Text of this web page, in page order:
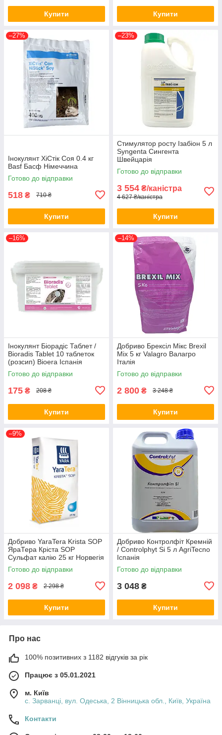
Купити Купити
–27%
Інокулянт ХіСтік Соя 0.4 кг
Basf Басф Німеччина
Готово до відправки
518 ₴ 710 ₴
Купити
–23%
Стимулятор росту Ізабіон 5 л
Syngenta Сингента
Швейцарія
Готово до відправки
3 554 ₴/каністра
4 627 ₴/каністра
Купити
–16%
Інокулянт Біорадіс Таблет /
Bioradis Tablet 10 таблеток
(розсип) Bioera Іспанія
Готово до відправки
175 ₴ 208 ₴
Купити
–14%
Добриво Брексіл Мікс Brexil
Mix 5 кг Valagro Валагро
Італія
Готово до відправки
2 800 ₴ 3 248 ₴
Купити
–9%
Добриво YaraTera Krista SOP
ЯраТера Кріста SOP
Сульфат калію 25 кг Норвегія
Готово до відправки
2 098 ₴ 2 298 ₴
Купити
Добриво Контролфіт Кремній
/ Controlphyt Si 5 л AgriTecno
Іспанія
Готово до відправки
3 048 ₴
Купити
Про нас
100% позитивних з 1182 відгуків за рік
Працює з 05.01.2021
м. Київ
с. Зарванці, вул. Одеська, 2 Вінницька обл., Київ, Україна
Контакти